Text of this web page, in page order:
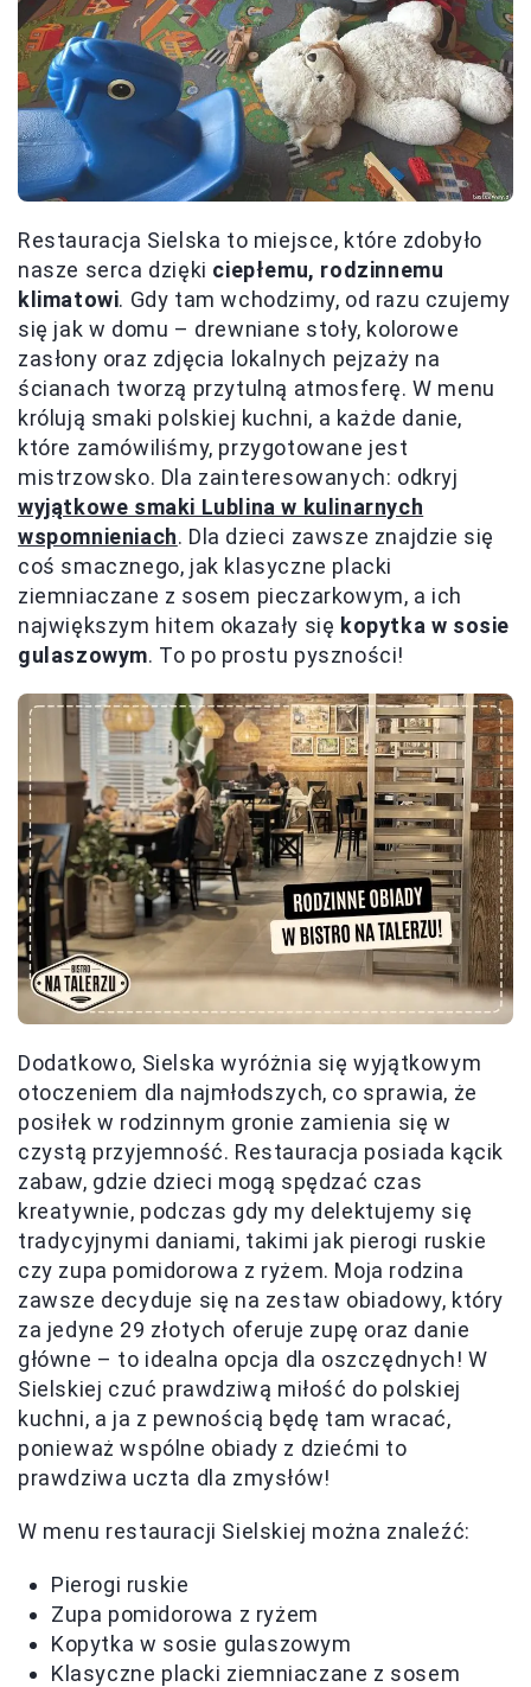
Restauracja Sielska to miejsce, które zdobyło
nasze serca dzięki ciepłemu, rodzinnemu
klimatowi. Gdy tam wchodzimy, od razu czujemy
się jak w domu – drewniane stoły, kolorowe
zasłony oraz zdjęcia lokalnych pejzaży na
ścianach tworzą przytulną atmosferę. W menu
królują smaki polskiej kuchni, a każde danie,
które zamówiliśmy, przygotowane jest
mistrzowsko. Dla zainteresowanych: odkryj
wyjątkowe smaki Lublina w kulinarnych
wspomnieniach. Dla dzieci zawsze znajdzie się
coś smacznego, jak klasyczne placki
ziemniaczane z sosem pieczarkowym, a ich
największym hitem okazały się kopytka w sosie
gulaszowym. To po prostu pyszności!
Dodatkowo, Sielska wyróżnia się wyjątkowym
otoczeniem dla najmłodszych, co sprawia, że
posiłek w rodzinnym gronie zamienia się w
czystą przyjemność. Restauracja posiada kącik
zabaw, gdzie dzieci mogą spędzać czas
kreatywnie, podczas gdy my delektujemy się
tradycyjnymi daniami, takimi jak pierogi ruskie
czy zupa pomidorowa z ryżem. Moja rodzina
zawsze decyduje się na zestaw obiadowy, który
za jedyne 29 złotych oferuje zupę oraz danie
główne – to idealna opcja dla oszczędnych! W
Sielskiej czuć prawdziwą miłość do polskiej
kuchni, a ja z pewnością będę tam wracać,
ponieważ wspólne obiady z dziećmi to
prawdziwa uczta dla zmysłów!
W menu restauracji Sielskiej można znaleźć:
Pierogi ruskie
Zupa pomidorowa z ryżem
Kopytka w sosie gulaszowym
Klasyczne placki ziemniaczane z sosem